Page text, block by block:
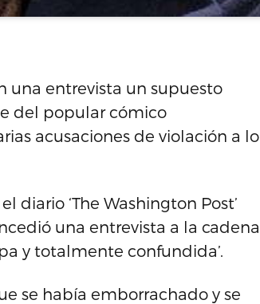
una entrevista un supuesto
del popular cómico
acusaciones de violación a lo
diario ‘The Washington Post’
una entrevista a la cadena
y totalmente confundida’.
se había emborrachado y se